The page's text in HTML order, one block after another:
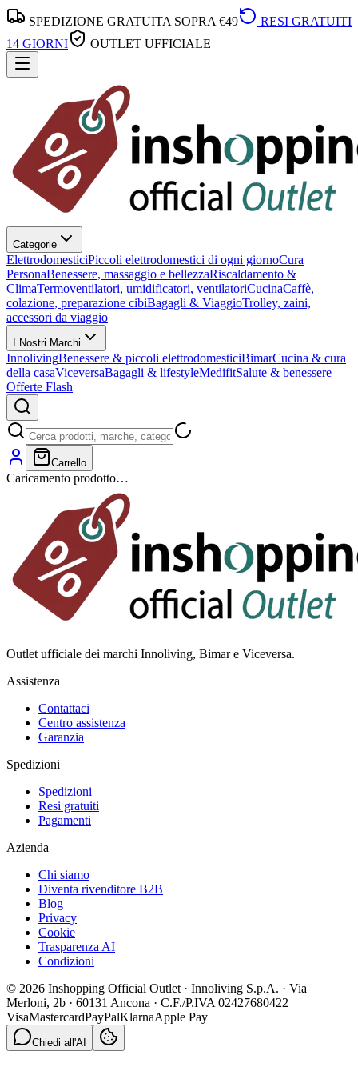
SPEDIZIONE GRATUITA SOPRA €49
RESI GRATUITI
14 GIORNI
OUTLET UFFICIALE
Categorie
ElettrodomesticiPiccoli elettrodomestici di ogni giornoCura
PersonaBenessere, massaggio e bellezzaRiscaldamento &
ClimaTermoventilatori, umidificatori, ventilatoriCucinaCaffè,
colazione, preparazione cibiBagagli & ViaggioTrolley, zaini,
accessori da viaggio
I Nostri Marchi
InnolivingBenessere & piccoli elettrodomesticiBimarCucina & cura
della casaViceversaBagagli & lifestyleMedifitSalute & benessere
Offerte Flash
Carrello
Caricamento prodotto…
Outlet ufficiale dei marchi Innoliving, Bimar e Viceversa.
Assistenza
Contattaci
Centro assistenza
Garanzia
Spedizioni
Spedizioni
Resi gratuiti
Pagamenti
Azienda
Chi siamo
Diventa rivenditore B2B
Blog
Privacy
Cookie
Trasparenza AI
Condizioni
© 2026 Inshopping Official Outlet · Innoliving S.p.A. · Via
Merloni, 2b · 60131 Ancona · C.F./P.IVA 02427680422
VisaMastercardPayPalKlarnaApple Pay
Chiedi all'AI